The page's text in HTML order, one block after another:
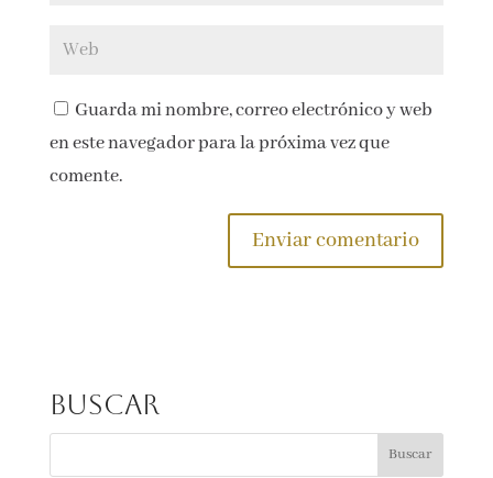
Guarda mi nombre, correo electrónico y web
en este navegador para la próxima vez que
comente.
Buscar